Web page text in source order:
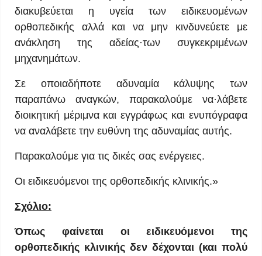
διακυβεύεται η υγεία των ειδικευομένων
ορθοπεδικής αλλά και να μην κινδυνεύετε με
ανάκληση της αδείας·των συγκεκριμένων
μηχανημάτων.
Σε οποιαδήποτε αδυναμία κάλυψης των
παραπάνω αναγκών, παρακαλούμε να·λάβετε
διοικητική μέριμνα και εγγράφως και ενυπόγραφα
να αναλάβετε την ευθύνη της αδυναμίας αυτής.
Παρακαλούμε για τις δικές σας ενέργειες.
Οι ειδικευόμενοι της ορθοπεδικής κλινικής.»
Σχόλιο:
Όπως φαίνεται οι ειδικευόμενοι της
ορθοπεδικής κλινικής δεν δέχονται (και πολύ